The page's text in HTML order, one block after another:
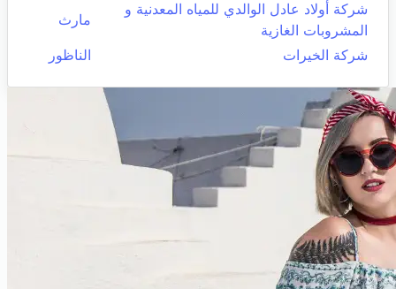
شركة أولاد عادل الوالدي للمياه المعدنية و
المشروبات الغازية
مارث
شركة الخيرات الناظور